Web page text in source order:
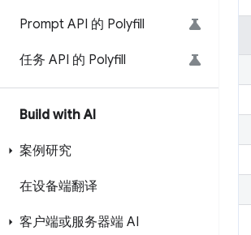
Prompt API 的 Polyfill
任务 API 的 Polyfill
Build with AI
案例研究
在设备端翻译
客户端或服务器端 AI